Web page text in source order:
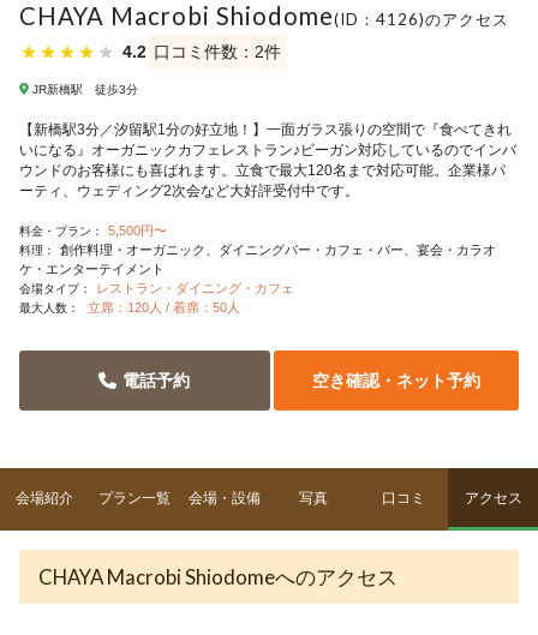
CHAYA Macrobi Shiodome(ID：4126)のアクセス
★ ★ ★ ★ ★ 4.2 口コミ件数：2件
JR新橋駅 徒歩3分
【新橋駅3分／汐留駅1分の好立地！】一面ガラス張りの空間で『食べてきれ
いになる』オーガニックカフェレストラン♪ビーガン対応しているのでインバ
ウンドのお客様にも喜ばれます。立食で最大120名まで対応可能。企業様パ
ーティ、ウェディング2次会など大好評受付中です。
料金・プラン： 5,500円〜
料理： 創作料理・オーガニック ダイニングバー・カフェ・バー
宴会・カラオ
ケ・エンターテイメント
会場タイプ： レストラン・ダイニング・カフェ
最大人数： 立席：120人 / 着席：50人
空き確認・ネット予約
電話予約
会場紹介 プラン一覧 会場・設備 写真 口コミ アクセス
CHAYA Macrobi Shiodomeへのアクセス